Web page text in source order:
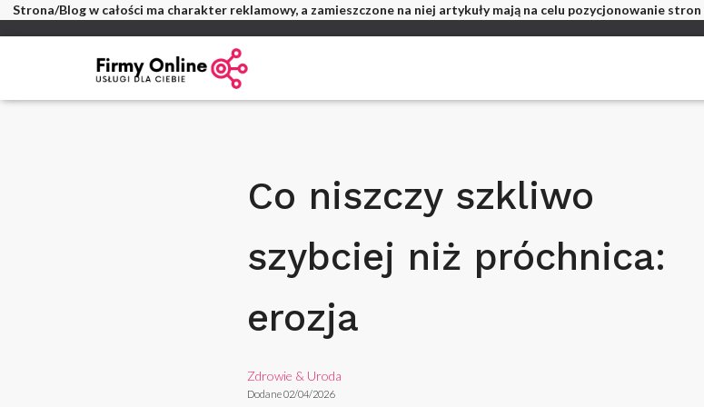
Strona/Blog w całości ma charakter reklamowy, a zamieszczone na niej artykuły mają na celu pozycjonowanie
Co niszczy szkliwo
szybciej niż próchnica:
erozja
Zdrowie & Uroda
Dodane 02/04/2026